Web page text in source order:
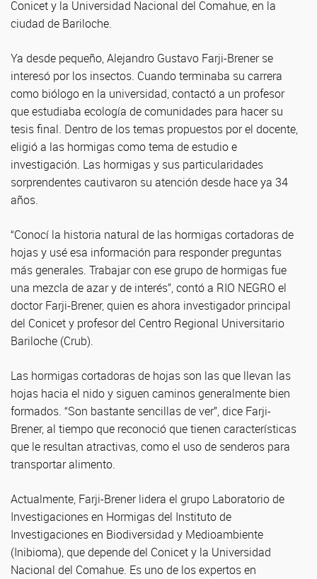
Conicet y la Universidad Nacional del Comahue, en la
ciudad de Bariloche.
Ya desde pequeño, Alejandro Gustavo Farji-Brener se
interesó por los insectos. Cuando terminaba su carrera
como biólogo en la universidad, contactó a un profesor
que estudiaba ecología de comunidades para hacer su
tesis final. Dentro de los temas propuestos por el docente,
eligió a las hormigas como tema de estudio e
investigación. Las hormigas y sus particularidades
sorprendentes cautivaron su atención desde hace ya 34
años.
“Conocí la historia natural de las hormigas cortadoras de
hojas y usé esa información para responder preguntas
más generales. Trabajar con ese grupo de hormigas fue
una mezcla de azar y de interés”, contó a RIO NEGRO el
doctor Farji-Brener, quien es ahora investigador principal
del Conicet y profesor del Centro Regional Universitario
Bariloche (Crub).
Las hormigas cortadoras de hojas son las que llevan las
hojas hacia el nido y siguen caminos generalmente bien
formados. “Son bastante sencillas de ver”, dice Farji-
Brener, al tiempo que reconoció que tienen características
que le resultan atractivas, como el uso de senderos para
transportar alimento.
Actualmente, Farji-Brener lidera el grupo Laboratorio de
Investigaciones en Hormigas del Instituto de
Investigaciones en Biodiversidad y Medioambiente
(Inibioma), que depende del Conicet y la Universidad
Nacional del Comahue. Es uno de los expertos en